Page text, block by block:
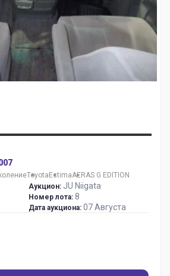
ToyotaEstimaAERAS G EDITION
Аукцион: JU Niigata
Номер лота: 8
Дата аукциона: 07 Августа